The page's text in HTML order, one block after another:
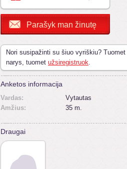
Parašyk man žinutę
Nori susipažinti su šiuo vyriškiu? Tuomet
narys, tuomet užsiregistruok.
Anketos informacija
Vardas:
Vytautas
Amžius:
35 m.
Draugai